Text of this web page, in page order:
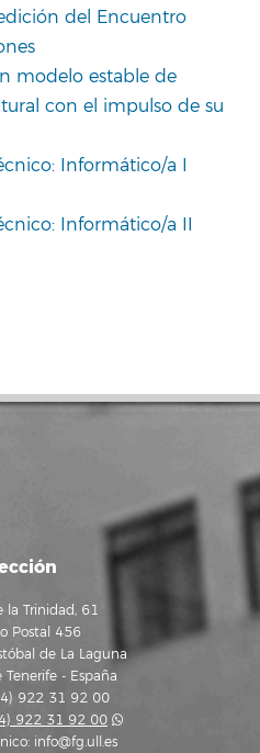
del Encuentro
modelo estable de
con el impulso de su
Informático/a I
Informático/a II
la Trinidad, 61
Postal 456
de La Laguna
Tenerife - España
922 31 92 00
922 31 92 00
info@fg.ull.es